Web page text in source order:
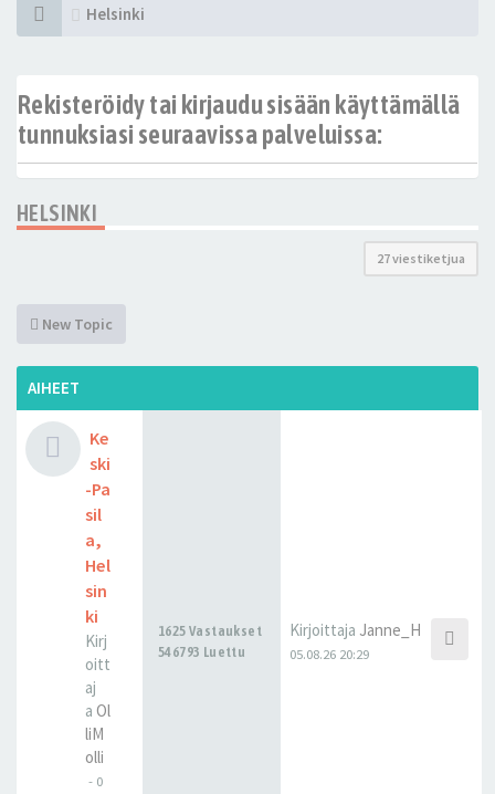
Helsinki
Rekisteröidy tai kirjaudu sisään käyttämällä
tunnuksiasi seuraavissa palveluissa:
HELSINKI
27 viestiketjua
New Topic
AIHEET
Ke
ski
-Pa
sil
a,
Hel
sin
ki
Kirj
oitt
aj
a Ol
liM
olli
- 0
1625 Vastaukset
546793 Luettu
Kirjoittaja Janne_H
05.08.26 20:29